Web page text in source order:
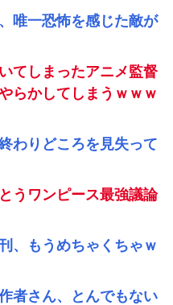
唯一恐怖を感じた敵が
てしまったアニメ監督
らかしてしまうｗｗｗ
わりどころを見失って
うワンピース最強議論
、もうめちゃくちゃｗ
者さん、とんでもない